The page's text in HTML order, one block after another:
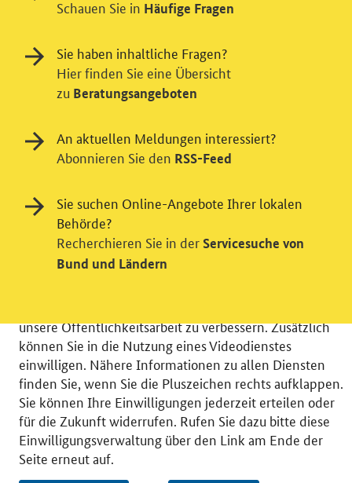
© 2026 Bundesministerium für Wirtschaft und Energie
RSS
Benutzerhinweise
Inhaltsverzeichnis
Impressum
Barrierefreiheit
Datenschutz
Einwilligungsverwaltung
Einwilligung in Tracking und / oder
Videodienst
Wir bitten Sie an dieser Stelle um Ihre Einwilligung für
verschiedene Zusatzdienste unserer Webseite: Wir
unsere Öffentlichkeitsarbeit zu verbessern. Zusätzlich
können Sie in die Nutzung eines Videodienstes
einwilligen. Nähere Informationen zu allen Diensten
finden Sie, wenn Sie die Pluszeichen rechts aufklappen.
Sie können Ihre Einwilligungen jederzeit erteilen oder
für die Zukunft widerrufen. Rufen Sie dazu bitte diese
Einwilligungsverwaltung über den Link am Ende der
Seite erneut auf.
Schauen Sie in Häufige Fragen
Sie haben inhaltliche Fragen?
Hier finden Sie eine Übersicht
zu Beratungsangeboten
An aktuellen Meldungen interessiert?
Abonnieren Sie den RSS-Feed
Sie suchen Online-Angebote Ihrer lokalen
Behörde?
Recherchieren Sie in der Servicesuche von
Bund und Ländern